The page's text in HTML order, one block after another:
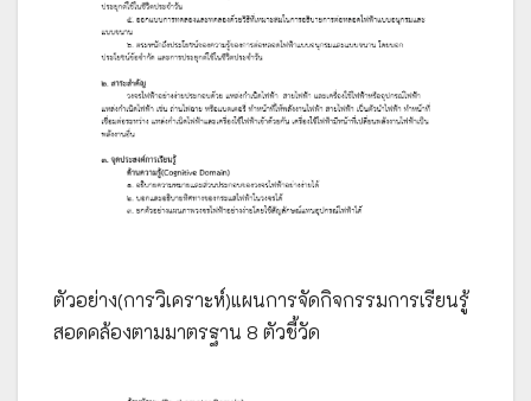
ตัวอย่าง(การวิเคราะห์)แผนการจัดกิจกรรมการเรียนรู้
สอดคล้องตามมาตรฐาน 8 ตัวชี้วัด